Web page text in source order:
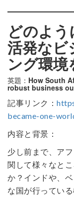
どのよ
活発なビ
ング環
英題： How South
robust business
記事リンク：
became-one-
内容と背景：
少し前まで、ア
関して様々なと
か？インドや、
な国が行ってい